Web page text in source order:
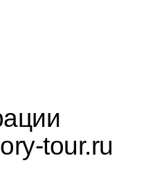
tour.ru